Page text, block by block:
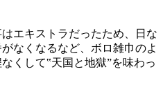
エキストラだったため、日な
なくなるなど、ボロ雑巾のよ
くして‟天国と地獄”を味わっ